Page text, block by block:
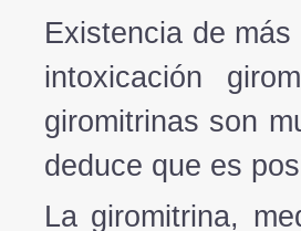
Existencia de
intoxicación
giromitrinas son
deduce que es
La giromitrina,